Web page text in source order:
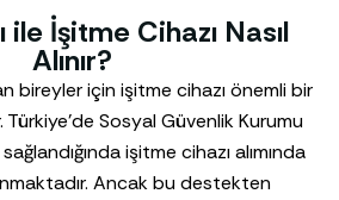
ile İşitme Cihazı Nasıl
Alınır?
bireyler için işitme cihazı önemli bir
Sosyal Güvenlik Kurumu
işitme cihazı alımında
Ancak bu destekten